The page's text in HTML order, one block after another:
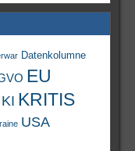
Datenkolumne
EU
KI KRITIS
USA